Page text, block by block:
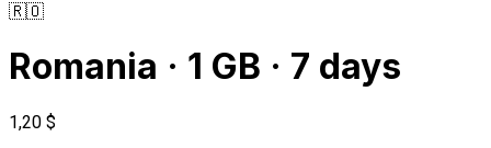
🇷🇴
Romania · 1 GB · 7 days
1,20 $